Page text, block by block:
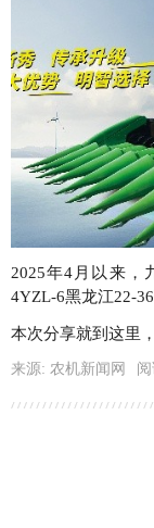
2025年4月以来，
4YZL-6黑龙江22-36
本次分享就到这里
来源: 农机新闻网 阅